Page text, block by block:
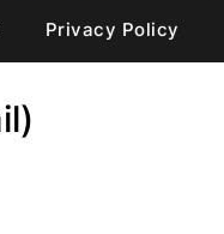
Privacy Policy